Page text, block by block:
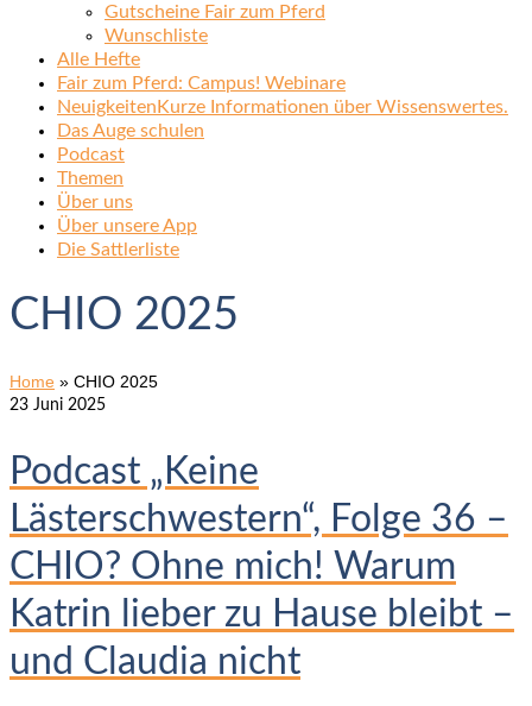
Gutscheine Fair zum Pferd
Wunschliste
Alle Hefte
Fair zum Pferd: Campus! Webinare
Neuigkeiten Kurze Informationen über Wissenswertes.
Das Auge schulen
Podcast
Themen
Über uns
Über unsere App
Die Sattlerliste
CHIO 2025
Home » CHIO 2025
23 Juni 2025
Podcast „Keine
Lästerschwestern“, Folge 36 –
CHIO? Ohne mich! Warum
Katrin lieber zu Hause bleibt –
und Claudia nicht